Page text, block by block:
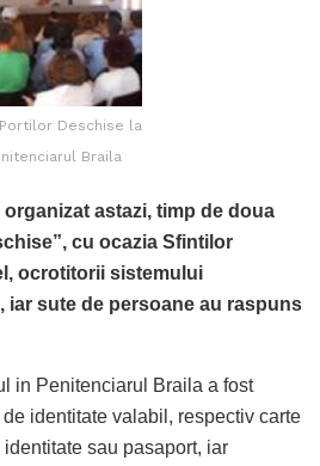
Deschise la
Braila
astazi, timp de doua
cu ocazia Sfintilor
ocrotitorii sistemului
iar sute de persoane au raspuns
in Penitenciarul Braila a fost
identitate valabil, respectiv carte
sau pasaport, iar